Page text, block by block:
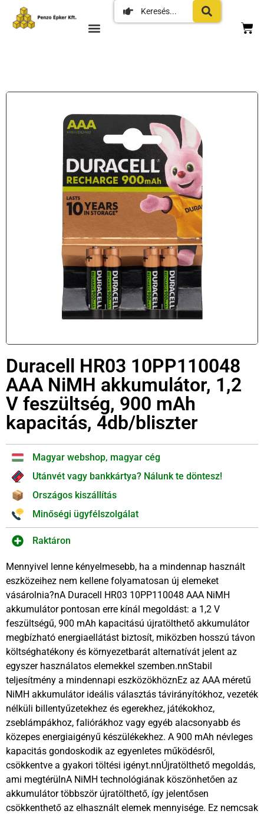
Duracell HR03 10PP110048
AAA NiMH akkumulátor, 1,2
V feszültség, 900 mAh
kapacitás, 4db/bliszter
Magyar webshop, magyar cég
Utánvét vagy bankkártya? Nálunk te döntesz!
Országos kiszállítás
Minőségi ügyfélszolgálat
Raktáron
Mennyivel lenne kényelmesebb, ha a mindennap használt
eszközeihez nem kellene folyamatosan új elemeket
vásárolnia?nA Duracell HR03 10PP110048 AAA NiMH
akkumulátor pontosan erre kínál megoldást: a 1,2 V
feszültségű, 900 mAh kapacitású újratölthető akkumulátor
megbízható energiaellátást biztosít, miközben hosszú távon
költséghatékony és környezetbarát alternatívát jelent az
egyszer használatos elemekkel szemben.nnStabil
teljesítmény a mindennapi eszközökhöznEz az AAA méretű
NiMH akkumulátor ideális választás távirányítókhoz, vezeték
nélküli billentyűzetekhez és egerekhez, játékokhoz,
zseblámpákhoz, faliórákhoz vagy egyéb alacsonyabb és
közepes energiaigényű készülékekhez. A 900 mAh névleges
kapacitás gondoskodik az egyenletes működésről,
csökkentve a gyakori töltési igényt.nnÚjratölthető megoldás,
ami megtérülnA NiMH technológiának köszönhetően az
akkumulátor többször újratölthető, így jelentősen
csökkenthető az elhasznált elemek mennyisége. Ez nemcsak